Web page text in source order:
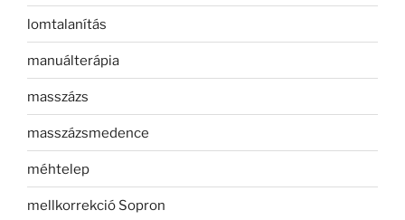
lomtalanítás
manuálterápia
masszázs
masszázsmedence
méhtelep
mellkorrekció Sopron